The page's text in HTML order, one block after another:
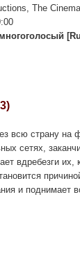
The
всю страну на
сетях,
вдребезги их,
и поднимает